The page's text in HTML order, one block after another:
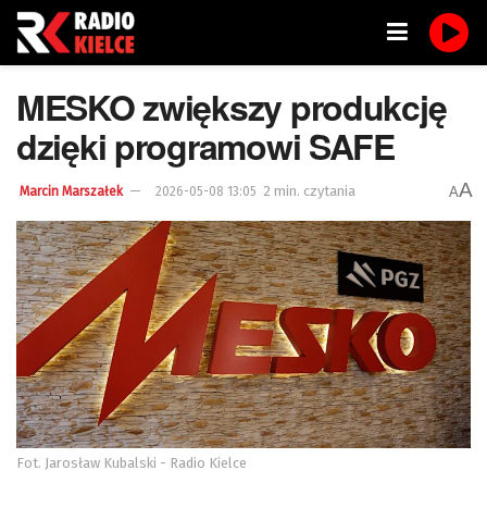
MESKO zwiększy produkcję
dzięki programowi SAFE
Marcin Marszałek 2026-05-08 13:05 2 min. czytania AA
Fot. Jarosław Kubalski - Radio Kielce